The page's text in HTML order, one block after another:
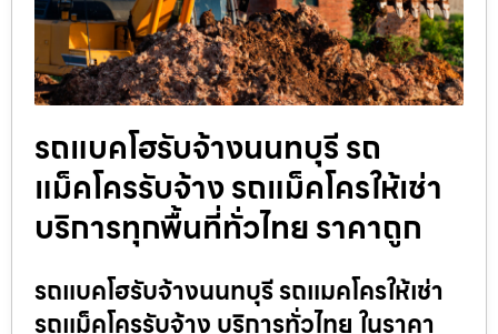
รถแบคโฮรับจ้างนนทบุรี รถ
แม็คโครรับจ้าง รถแม็คโครให้เช่า
บริการทุกพื้นที่ทั่วไทย ราคาถูก
รถแบคโฮรับจ้างนนทบุรี รถแมคโครให้เช่า
รถแม็คโครรับจ้าง บริการทั่วไทย ในราคา